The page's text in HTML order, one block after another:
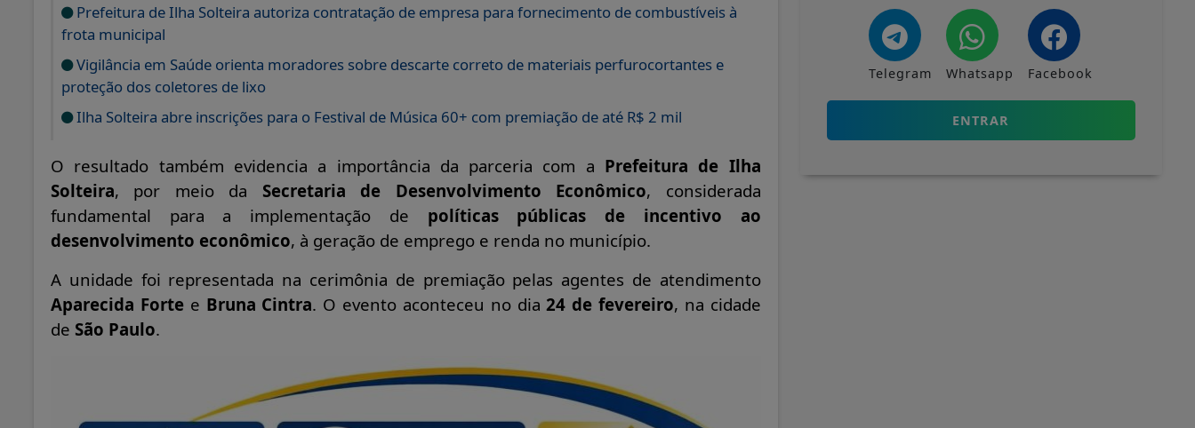
Prefeitura de Ilha Solteira autoriza contratação de empresa para fornecimento de combustíveis à
frota municipal
Vigilância em Saúde orienta moradores sobre descarte correto de materiais perfurocortantes e
proteção dos coletores de lixo
Ilha Solteira abre inscrições para o Festival de Música 60+ com premiação de até R$ 2 mil
O resultado também evidencia a importância da parceria com a Prefeitura de Ilha
Solteira, por meio da Secretaria de Desenvolvimento Econômico, considerada
fundamental para a implementação de políticas públicas de incentivo ao
desenvolvimento econômico, à geração de emprego e renda no município.
A unidade foi representada na cerimônia de premiação pelas agentes de atendimento
Aparecida Fortee Bruna Cintra. O evento aconteceu no dia24 de fevereiro, na cidade
de São Paulo.
Telegram Whatsapp Facebook
ENTRAR